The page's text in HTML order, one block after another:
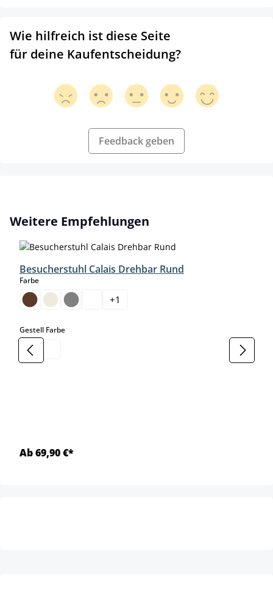
Wie hilfreich ist diese Seite
für deine Kaufentscheidung?
Feedback geben
Produktgalerie überspringen
Weitere Empfehlungen
Besucherstuhl Calais Drehbar Rund
Farbeauswählen
+1
Gestell Farbeauswählen
Ab 69,90 €*